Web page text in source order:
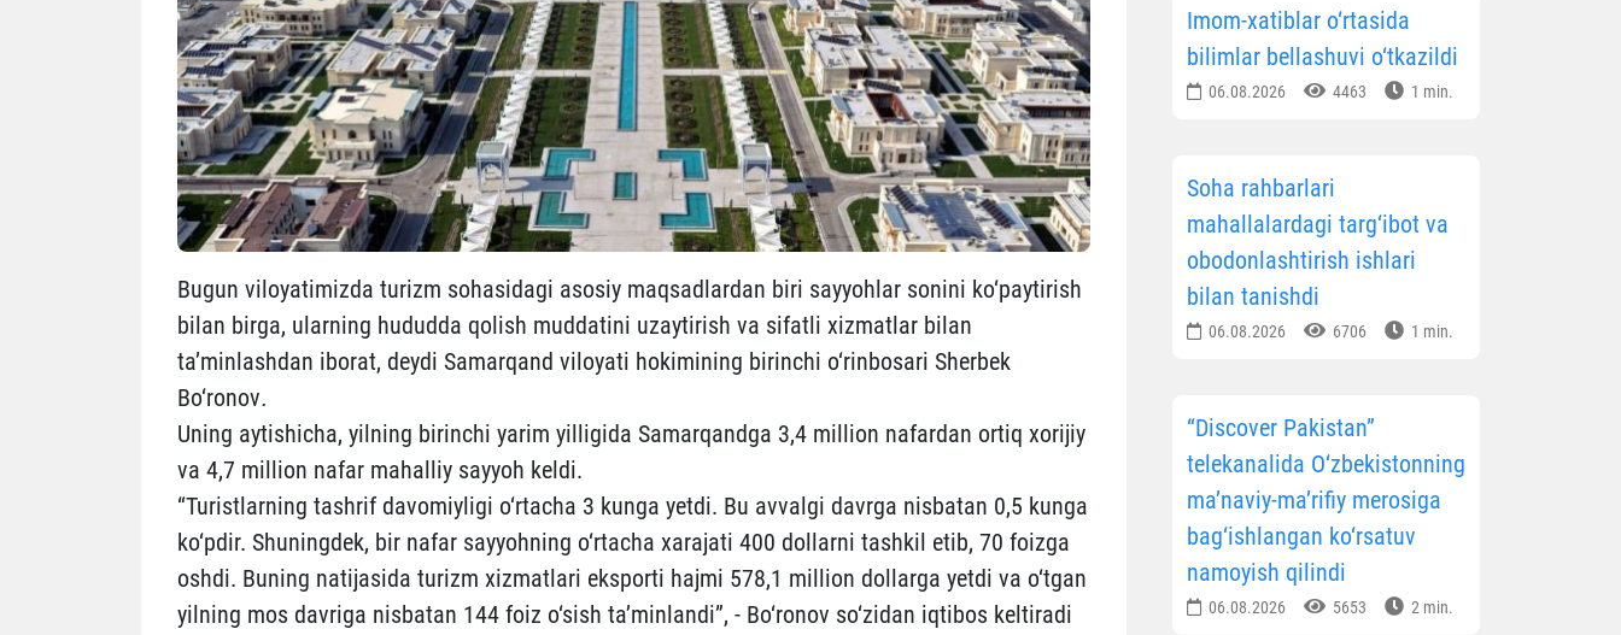
Bugun viloyatimizda turizm sohasidagi asosiy maqsadlardan biri sayyohlar sonini ko‘paytirish
bilan birga, ularning hududda qolish muddatini uzaytirish va sifatli xizmatlar bilan
ta’minlashdan iborat, deydi Samarqand viloyati hokimining birinchi o‘rinbosari Sherbek
Bo‘ronov.
Uning aytishicha, yilning birinchi yarim yilligida Samarqandga 3,4 million nafardan ortiq xorijiy
va 4,7 million nafar mahalliy sayyoh keldi.
“Turistlarning tashrif davomiyligi o‘rtacha 3 kunga yetdi. Bu avvalgi davrga nisbatan 0,5 kunga
ko‘pdir. Shuningdek, bir nafar sayyohning o‘rtacha xarajati 400 dollarni tashkil etib, 70 foizga
oshdi. Buning natijasida turizm xizmatlari eksporti hajmi 578,1 million dollarga yetdi va o‘tgan
yilning mos davriga nisbatan 144 foiz o‘sish ta’minlandi”, - Bo‘ronov so‘zidan iqtibos keltiradi
Imom-xatiblar o‘rtasida
bilimlar bellashuvi o‘tkazildi
06.08.2026 4463 1 min.
Soha rahbarlari
mahallalardagi targ‘ibot va
obodonlashtirish ishlari
bilan tanishdi
06.08.2026 6706 1 min.
“Discover Pakistan”
telekanalida O‘zbekistonning
ma’naviy-ma’rifiy merosiga
bag‘ishlangan ko‘rsatuv
namoyish qilindi
06.08.2026 5653 2 min.